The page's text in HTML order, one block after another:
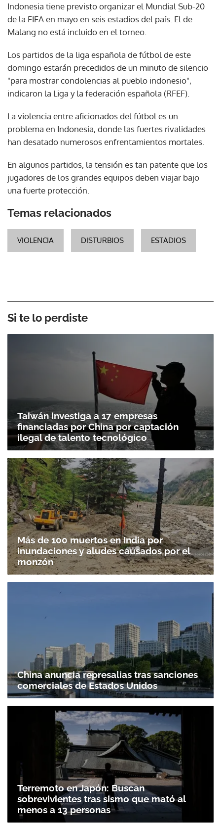
Indonesia tiene previsto organizar el Mundial Sub-20
de la FIFA en mayo en seis estadios del país. El de
Malang no está incluido en el torneo.
Los partidos de la liga española de fútbol de este
domingo estarán precedidos de un minuto de silencio
"para mostrar condolencias al pueblo indonesio",
indicaron la Liga y la federación española (RFEF).
La violencia entre aficionados del fútbol es un
problema en Indonesia, donde las fuertes rivalidades
han desatado numerosos enfrentamientos mortales.
En algunos partidos, la tensión es tan patente que los
jugadores de los grandes equipos deben viajar bajo
una fuerte protección.
Temas relacionados
VIOLENCIA DISTURBIOS ESTADIOS
Si te lo perdiste
Taiwán investiga a 17 empresas
financiadas por China por captación
ilegal de talento tecnológico
Más de 100 muertos en India por
inundaciones y aludes causados por el
monzón
China anuncia represalias tras sanciones
comerciales de Estados Unidos
Terremoto en Japón: Buscan
sobrevivientes tras sismo que mató al
menos a 13 personas